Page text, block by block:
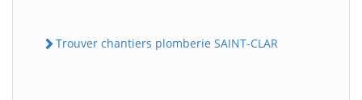
Trouver chantiers plomberie SAINT-CLAR